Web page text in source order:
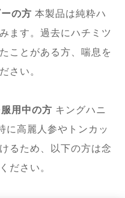
の方 本製品は純粋ハ
ます。過去にハチミツ
ことがある方、喘息を
さい。
用中の方 キングハニ
に高麗人参やトンカッ
るため、以下の方は念
ださい。